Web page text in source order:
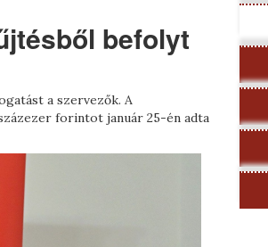
befolyt
a szervezők. A
forintot január 25-én adta